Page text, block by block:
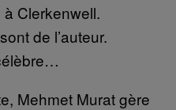
Clerkenwell.
de l’auteur.
Mehmet Murat gère